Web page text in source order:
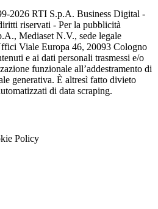
2026 RTI S.p.A. Business Digital -
riservati - Per la pubblicità
Mediaset N.V., sede legale
Viale Europa 46, 20093 Cologno
e ai dati personali trasmessi e/o
funzionale all’addestramento di
generativa. È altresì fatto divieto
di data scraping.
Policy